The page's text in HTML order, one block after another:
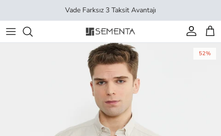
Vade Farksız 3 Taksit Avantajı
Hesap
52%